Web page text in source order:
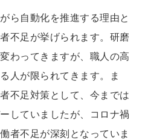
ら自動化を推進する理由と
不足が挙げられます。研磨
わってきますが、職人の高
人が限られてきます。ま
不足対策として、今までは
していましたが、コロナ禍
者不足が深刻となっていま